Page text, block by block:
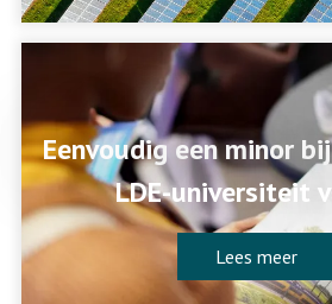
Eenvoudig een minor
LDE-universiteit
Lees meer